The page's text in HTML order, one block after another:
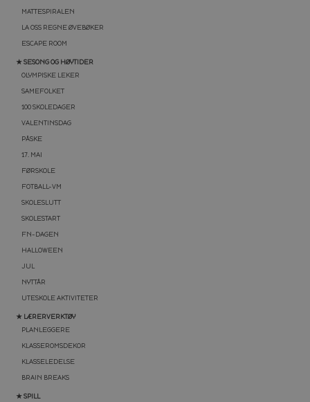
MATTESPIRALEN
LA OSS REGNE ØVEBØKER
ESCAPE ROOM
★ SESONG OG HØYTIDER
OLYMPISKE LEKER
SAMEFOLKET
100 SKOLEDAGER
VALENTINSDAG
PÅSKE
17. MAI
FØRSKOLE
FOTBALL-VM
SKOLESLUTT
SKOLESTART
FN-DAGEN
HALLOWEEN
JUL
NYTTÅR
UTESKOLE AKTIVITETER
★ LÆRERVERKTØY
PLANLEGGERE
KLASSEROMSDEKOR
KLASSELEDELSE
BRAIN BREAKS
★ SPILL